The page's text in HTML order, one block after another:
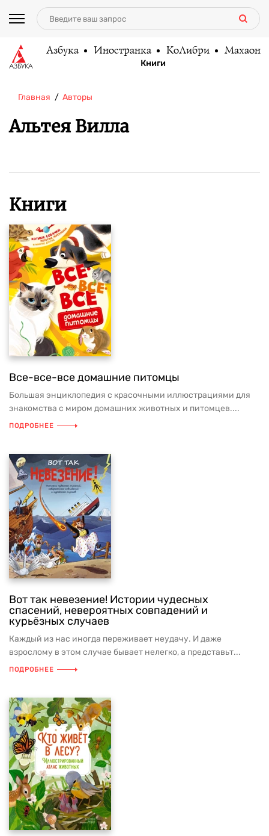
Азбука Иностранка КоЛибри Махаон
Книги
Главная Авторы
Альтея Вилла
Книги
Все-все-все домашние питомцы
Большая энциклопедия с красочными иллюстрациями для
знакомства с миром домашних животных и питомцев....
ПОДРОБНЕЕ
Вот так невезение! Истории чудесных
спасений, невероятных совпадений и
курьёзных случаев
Каждый из нас иногда переживает неудачу. И даже
взрослому в этом случае бывает нелегко, а представьт...
ПОДРОБНЕЕ